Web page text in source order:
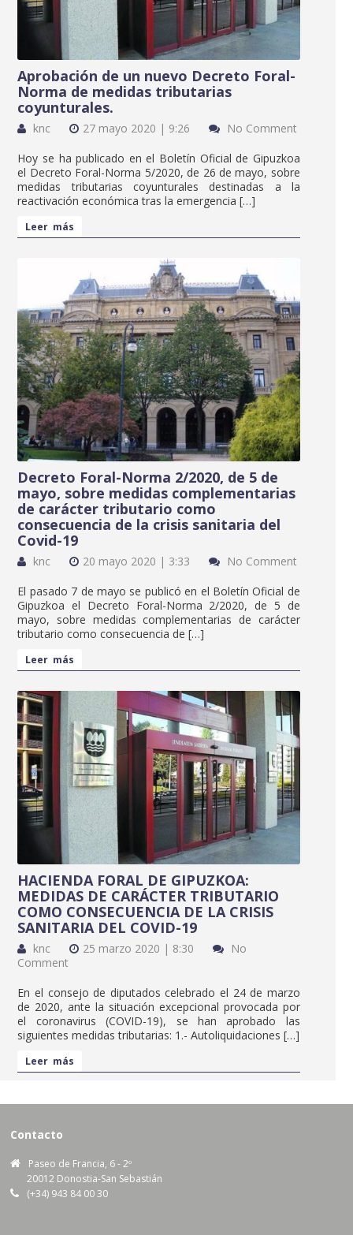
Aprobación de un nuevo Decreto Foral-
Norma de medidas tributarias
coyunturales.
knc 27 mayo 2020 | 9:26
No Comment
Hoy se ha publicado en el Boletín Oficial de Gipuzkoa
el Decreto Foral-Norma 5/2020, de 26 de mayo, sobre
medidas tributarias coyunturales destinadas a la
reactivación económica tras la emergencia […]
Leer más
Decreto Foral-Norma 2/2020, de 5 de
mayo, sobre medidas complementarias
de carácter tributario como
consecuencia de la crisis sanitaria del
Covid-19
knc 20 mayo 2020 | 3:33
No Comment
El pasado 7 de mayo se publicó en el Boletín Oficial de
Gipuzkoa el Decreto Foral-Norma 2/2020, de 5 de
mayo, sobre medidas complementarias de carácter
tributario como consecuencia de […]
Leer más
HACIENDA FORAL DE GIPUZKOA:
MEDIDAS DE CARÁCTER TRIBUTARIO
COMO CONSECUENCIA DE LA CRISIS
SANITARIA DEL COVID-19
knc 25 marzo 2020 | 8:30
No
Comment
En el consejo de diputados celebrado el 24 de marzo
de 2020, ante la situación excepcional provocada por
el coronavirus (COVID-19), se han aprobado las
siguientes medidas tributarias: 1.- Autoliquidaciones […]
Leer más
Contacto
Paseo de Francia, 6 - 2º
20012 Donostia-San Sebastián
(+34) 943 84 00 30